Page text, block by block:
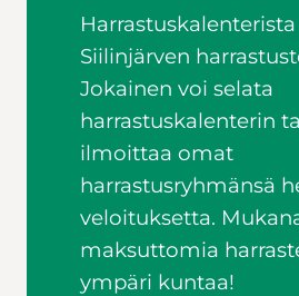
Siilinjärven
Jokainen voi selata
harrastuskalenterin
ilmoittaa omat
harrastusryhmänsä
veloituksetta.
maksuttomia
ympäri kuntaa!